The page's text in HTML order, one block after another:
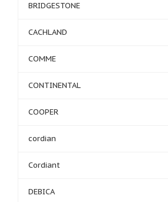
BRIDGESTONE
CACHLAND
COMME
CONTINENTAL
COOPER
cordian
Cordiant
DEBICA